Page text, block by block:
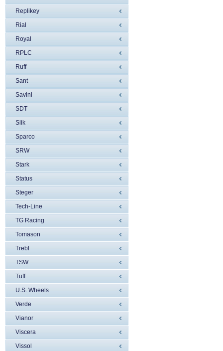
Replikey
Rial
Royal
RPLC
Ruff
Sant
Savini
SDT
Slik
Sparco
SRW
Stark
Status
Steger
Tech-Line
TG Racing
Tomason
Trebl
TSW
Tuff
U.S. Wheels
Verde
Vianor
Viscera
Vissol